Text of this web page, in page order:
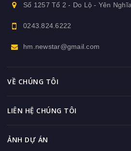
Số 1257 Tổ 2 - Do Lộ - Yên
0243.824.6222
hm.newstar@gmail.com
VỀ CHÚNG TÔI
LIÊN HỆ CHÚNG TÔI
ẢNH DỰ ÁN